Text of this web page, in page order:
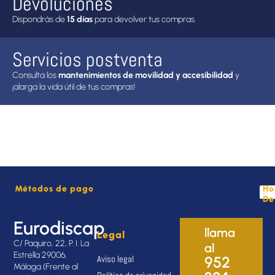
Dispondrás de15 díaspara devolver tus compras.
Servicios postventa
Consulta losmantenimientos de movilidad y accesibilidad y
¡alarga la vida útil de tus compras!
Métodos de pago
Eurodiscap
C/ Paquiro, 22, P. I. La
Estrella 29006,
Málaga (Frente al
Legal
Aviso legal
llama
al
952